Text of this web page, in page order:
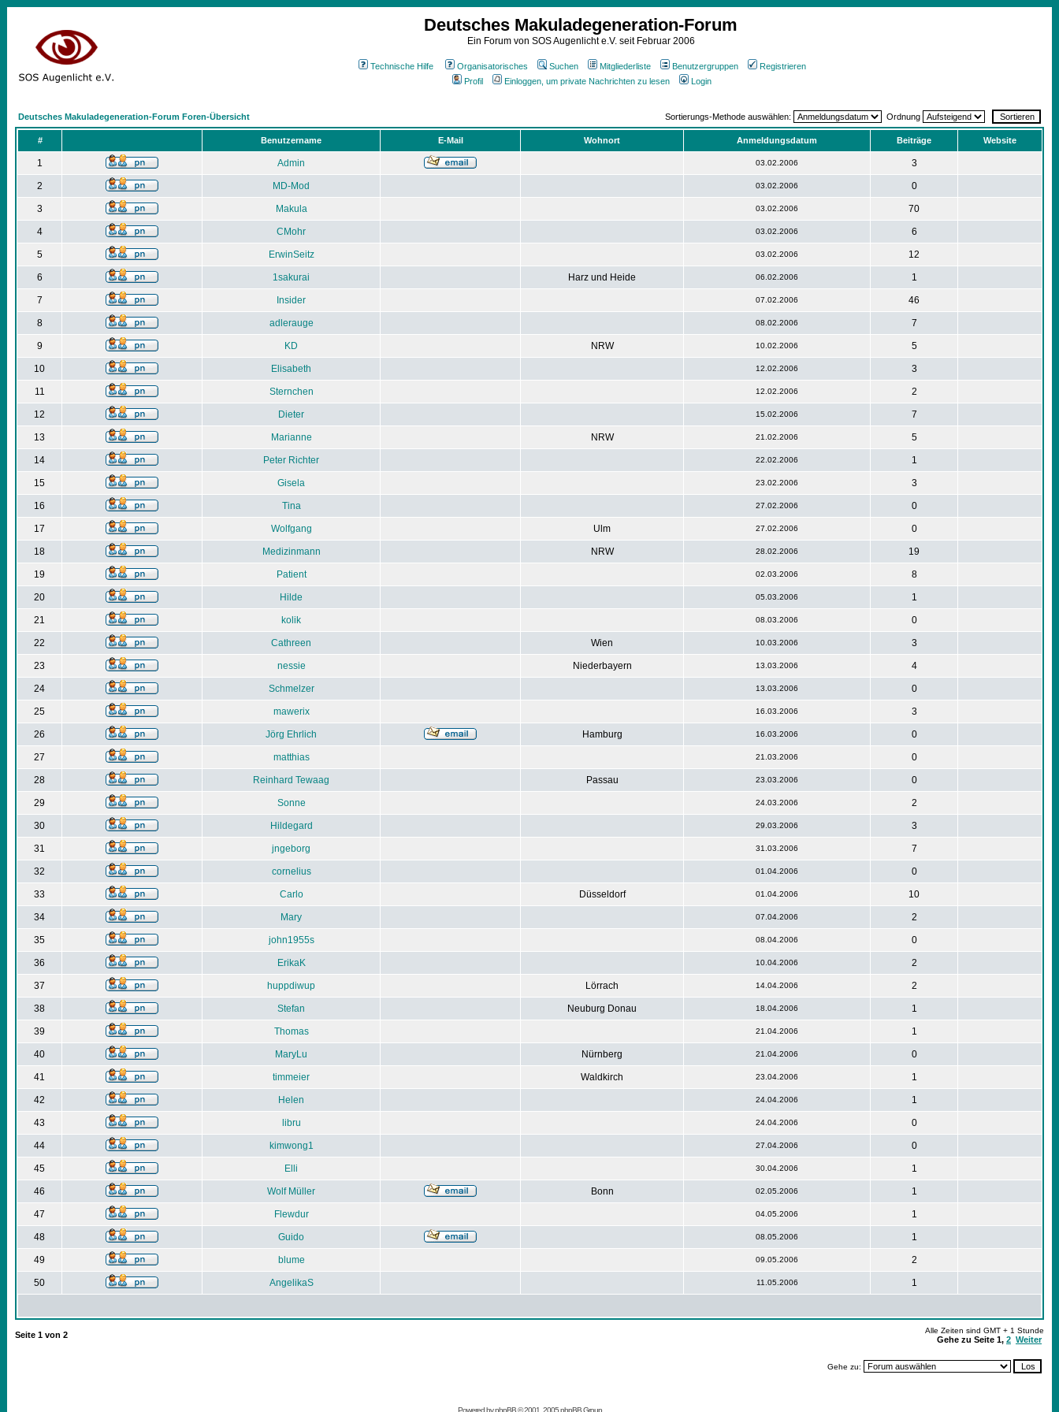
Deutsches Makuladegeneration-Forum
Ein Forum von SOS Augenlicht e.V. seit Februar 2006
Technische Hilfe Organisatorisches Suchen Mitgliederliste Benutzergruppen
Registrieren
Profil
Einloggen, um private Nachrichten zu lesen Login
Deutsches Makuladegeneration-Forum Foren-Übersicht Sortierungs-Methode auswählen: Ordnung
# Benutzername E-Mail Wohnort Anmeldungsdatum Beiträge Website
1 Admin 03.02.2006 3
2 MD-Mod 03.02.2006 0
3 Makula 03.02.2006 70
4 CMohr 03.02.2006 6
5 ErwinSeitz 03.02.2006 12
6 1sakurai Harz und Heide 06.02.2006 1
7 Insider 07.02.2006 46
8 adlerauge 08.02.2006 7
9 KD NRW 10.02.2006 5
10 Elisabeth 12.02.2006 3
11 Sternchen 12.02.2006 2
12 Dieter 15.02.2006 7
13 Marianne NRW 21.02.2006 5
14 Peter Richter 22.02.2006 1
15 Gisela 23.02.2006 3
16 Tina 27.02.2006 0
17 Wolfgang Ulm 27.02.2006 0
18 Medizinmann NRW 28.02.2006 19
19 Patient 02.03.2006 8
20 Hilde 05.03.2006 1
21 kolik 08.03.2006 0
22 Cathreen Wien 10.03.2006 3
23 nessie Niederbayern 13.03.2006 4
24 Schmelzer 13.03.2006 0
25 mawerix 16.03.2006 3
26 Jörg Ehrlich Hamburg 16.03.2006 0
27 matthias 21.03.2006 0
28 Reinhard Tewaag Passau 23.03.2006 0
29 Sonne 24.03.2006 2
30 Hildegard 29.03.2006 3
31 jngeborg 31.03.2006 7
32 cornelius 01.04.2006 0
33 Carlo Düsseldorf 01.04.2006 10
34 Mary 07.04.2006 2
35 john1955s 08.04.2006 0
36 ErikaK 10.04.2006 2
37 huppdiwup Lörrach 14.04.2006 2
38 Stefan Neuburg Donau 18.04.2006 1
39 Thomas 21.04.2006 1
40 MaryLu Nürnberg 21.04.2006 0
41 timmeier Waldkirch 23.04.2006 1
42 Helen 24.04.2006 1
43 libru 24.04.2006 0
44 kimwong1 27.04.2006 0
45 Elli 30.04.2006 1
46 Wolf Müller Bonn 02.05.2006 1
47 Flewdur 04.05.2006 1
48 Guido 08.05.2006 1
49 blume 09.05.2006 2
50 AngelikaS 11.05.2006 1
Seite 1 von 2 Alle Zeiten sind GMT + 1 Stunde
Gehe zu Seite 1, 2 Weiter
Gehe zu:
Powered byphpBB© 2001, 2005 phpBB Group